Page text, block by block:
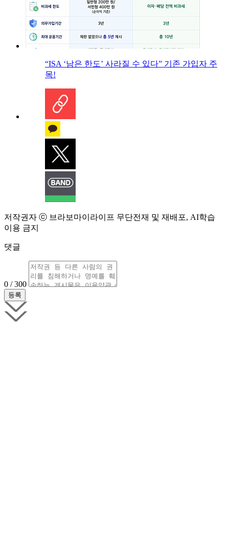
“ISA ‘남은 한도’ 사라질 수 있다” 기존 가입자 주
목!
저작권자 ⓒ 브라보마이라이프 무단전재 및 재배포, AI학습
이용 금지
댓글
0 / 300